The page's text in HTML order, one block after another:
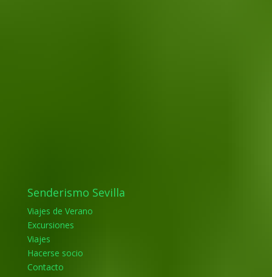
Senderismo Sevilla
Viajes de Verano
Excursiones
Viajes
Hacerse socio
Contacto